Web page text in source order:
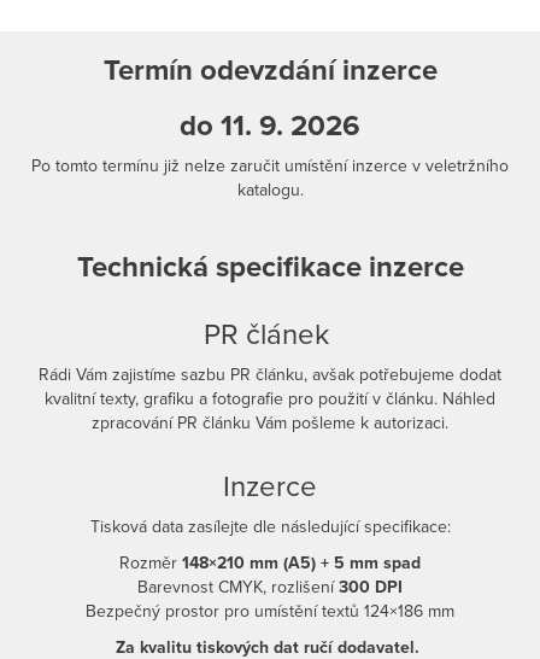
Termín odevzdání inzerce
do 11. 9. 2026
Po tomto termínu již nelze zaručit umístění inzerce v veletržního
katalogu.
Technická specifikace inzerce
PR článek
Rádi Vám zajistíme sazbu PR článku, avšak potřebujeme dodat
kvalitní texty, grafiku a fotografie pro použití v článku. Náhled
zpracování PR článku Vám pošleme k autorizaci.
Inzerce
Tisková data zasílejte dle následující specifikace:
Rozměr 148×210 mm (A5) + 5 mm spad
Barevnost CMYK, rozlišení300 DPI
Bezpečný prostor pro umístění textů 124×186 mm
Za kvalitu tiskových dat ručí dodavatel.